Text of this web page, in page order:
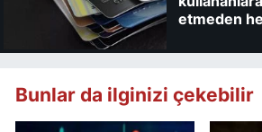
etmeden
Bunlar da ilginizi çekebilir